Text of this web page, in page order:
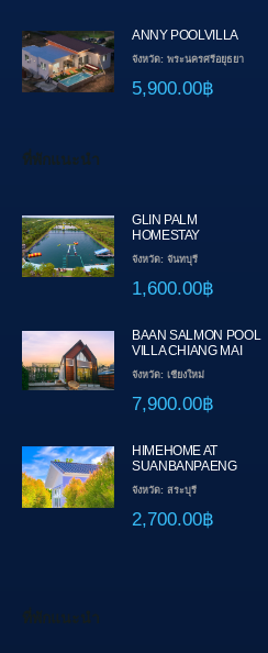
ANNY POOLVILLA
จังหวัด: พระนครศรีอยุธยา
5,900.00฿
ที่พักแนะนำ
GLIN PALM
HOMESTAY
จังหวัด: จันทบุรี
1,600.00฿
BAAN SALMON POOL
VILLA CHIANG MAI
จังหวัด: เชียงใหม่
7,900.00฿
HIMEHOME AT
SUANBANPAENG
จังหวัด: สระบุรี
2,700.00฿
ที่พักแนะนำ